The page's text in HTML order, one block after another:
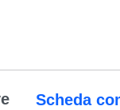
Scheda